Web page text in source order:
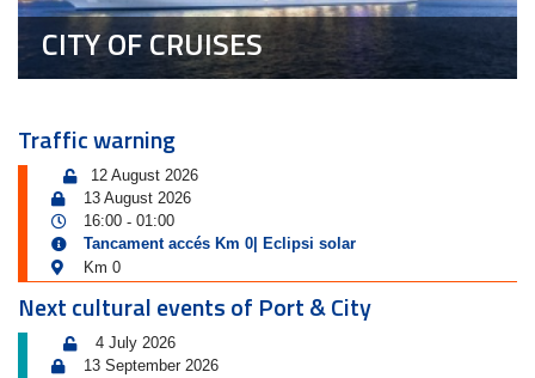
CITY OF CRUISES
Traffic warning
12 August 2026
13 August 2026
16:00 - 01:00
Tancament accés Km 0| Eclipsi solar
Km 0
Next cultural events of Port & City
4 July 2026
13 September 2026